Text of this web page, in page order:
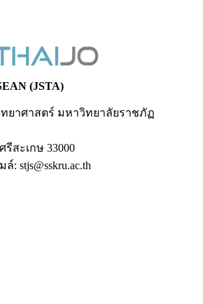
(JSTA)
ยาศาสตร์ มหาวิทยาลัยราชภัฏ
รีสะเกษ 33000
: stjs@sskru.ac.th